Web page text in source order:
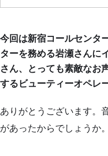
今回は新宿コールセンタ
ターを務める岩瀬さんに
さん、とっても素敵なお
するビューティーオペレ
ありがとうございます。
があったからでしょうか。